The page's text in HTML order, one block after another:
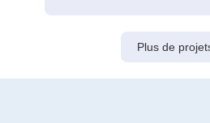
Plus de